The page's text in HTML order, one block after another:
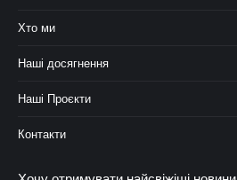
Хто ми
Наші досягнення
Наші Проєкти
Контакти